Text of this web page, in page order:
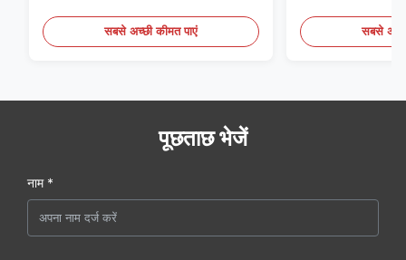
सबसे अच्छी कीमत पाएं सबसे
पूछताछ भेजें
नाम *